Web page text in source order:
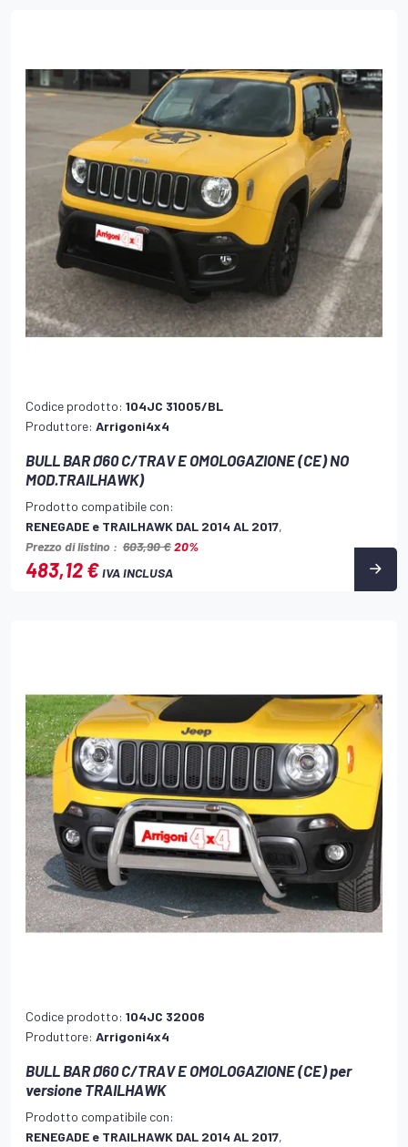
Codice prodotto: 104JC 31005/BL
Produttore: Arrigoni4x4
BULL BAR Ø60 C/TRAV E OMOLOGAZIONE (CE) NO
MOD.TRAILHAWK)
Prodotto compatibile con:
RENEGADE e TRAILHAWK DAL 2014 AL 2017,
Prezzo di listino : 603,90 €20%
483,12 €IVA INCLUSA
Codice prodotto: 104JC 32006
Produttore: Arrigoni4x4
BULL BAR Ø60 C/TRAV E OMOLOGAZIONE (CE) per
versione TRAILHAWK
Prodotto compatibile con:
RENEGADE e TRAILHAWK DAL 2014 AL 2017,